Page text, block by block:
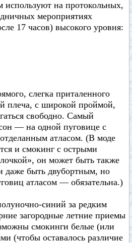
используют на протокольных,
мероприятиях
17 часов) высокого уровня:
слегка приталенного
плеча, с широкой проймой,
свободно. Самый
— на одной пуговице с
атласом. (В моде
и смокинг с острыми
он может быть также
даже быть двубортным, но
атласом — обязательна.)
синий за редким
загородные летние приемы
смокинги белые (или
(чтобы оставалось различие